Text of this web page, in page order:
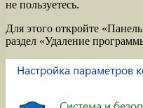
не пользуетесь.
Для этого откройте
раздел «Удаление